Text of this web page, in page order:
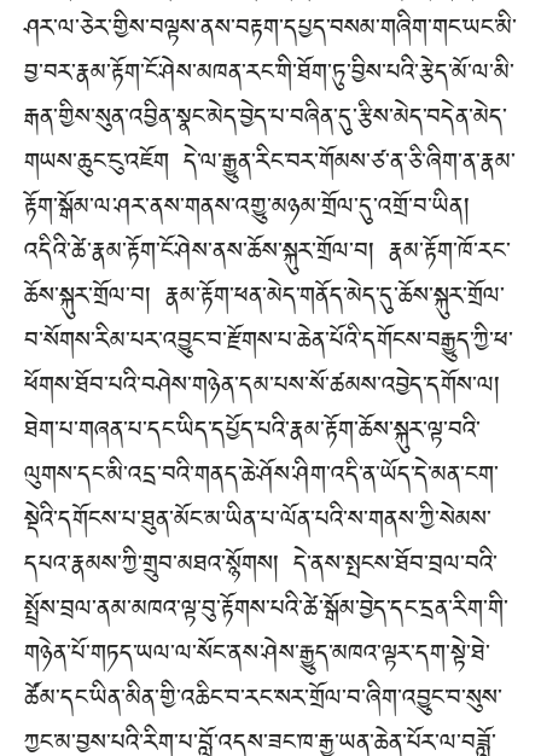
ཤར་ལ་ཅེར་གྱིས་བལྟས་ནས་བརྟག་དཔྱད་བསམ་གཞིག་གང་ཡང་མི་
བྱ་བར་རྣམ་རྟོག་ངོ་ཤེས་མཁན་རང་གི་ཐོག་ཏུ་བྱིས་པའི་རྩེད་མོ་ལ་མི་
རྒན་གྱིས་སུན་འབྱིན་སྣང་མེད་བྱེད་པ་བཞིན་དུ་རྩིས་མེད་བདེན་མེད་
གཡས་ཆུང་ངུ་འཇོག དེ་ལ་རྒྱུན་རིང་བར་གོམས་ཙ་ན་ཅི་ཞིག་ན་རྣམ་
རྟོག་སྒོམ་ལ་ཤར་ནས་གནས་འགྱུ་མཉམ་གྲོལ་དུ་འགྲོ་བ་ཡིན།
འདིའི་ཚེ་རྣམ་རྟོག་ངོ་ཤེས་ནས་ཆོས་སྐུར་གྲོལ་བ། རྣམ་རྟོག་ཁོ་རང་
ཆོས་སྐུར་གྲོལ་བ། རྣམ་རྟོག་ཕན་མེད་གནོད་མེད་དུ་ཆོས་སྐུར་གྲོལ་
བ་སོགས་རིམ་པར་འབྱུང་བ་རྫོགས་པ་ཆེན་པོའི་དགོངས་བརྒྱུད་ཀྱི་ཕ་
ཕོགས་ཐོབ་པའི་བཤེས་གཉེན་དམ་པས་སོ་ཚམས་འབྱེད་དགོས་ལ།
ཐེག་པ་གཞན་པ་དང་ཡིད་དཔྱོད་པའི་རྣམ་རྟོག་ཆོས་སྐུར་ལྟ་བའི་
ལུགས་དང་མི་འདྲ་བའི་གནད་ཆེ་ཤོས་ཤིག་འདི་ན་ཡོད་དེ་མན་ངག་
སྡེའི་དགོངས་པ་ཐུན་མོང་མ་ཡིན་པ་ལོན་པའི་ས་གནས་ཀྱི་སེམས་
དཔའ་རྣམས་ཀྱི་གྲུབ་མཐའ་སྙོགས། དེ་ནས་སྤངས་ཐོབ་བྲལ་བའི་
སྤྲོས་བྲལ་ནམ་མཁའ་ལྟ་བུ་རྟོགས་པའི་ཚེ་སྒོམ་བྱེད་དང་དྲན་རིག་གི་
གཉེན་པོ་གཏད་ཡལ་ལ་སོང་ནས་ཤེས་རྒྱུད་མཁའ་ལྟར་དག་སྟེ་ཐེ་
ཚོམ་དང་ཡིན་མིན་གྱི་འཆིང་བ་རང་སར་གྲོལ་བ་ཞིག་འབྱུང་བ་སུས་